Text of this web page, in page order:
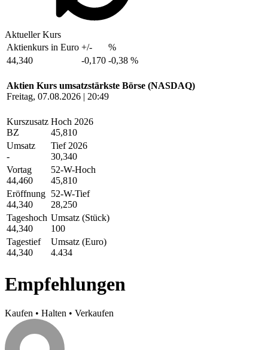
Aktueller Kurs
Aktienkurs in Euro +/-
%
44,340
-0,170 -0,38 %
Aktien Kurs umsatzstärkste Börse (NASDAQ)
Freitag, 07.08.2026 | 20:49
Kurszusatz
BZ
Hoch 2026
45,810
Umsatz
-
Tief 2026
30,340
Vortag
44,460
52-W-Hoch
45,810
Eröffnung
44,340
52-W-Tief
28,250
Tageshoch
44,340
Umsatz (Stück)
100
Tagestief
44,340
Umsatz (Euro)
4.434
Empfehlungen
Kaufen • Halten • Verkaufen